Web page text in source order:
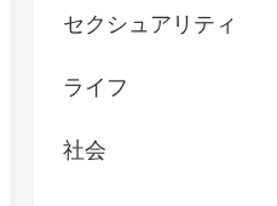
セクシュアリティ
ライフ
社会